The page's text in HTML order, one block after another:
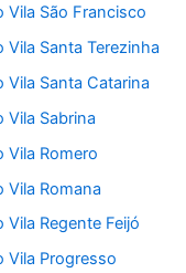
São Francisco
Santa Terezinha
Santa Catarina
Sabrina
Romero
Romana
Regente Feijó
Vila Progresso